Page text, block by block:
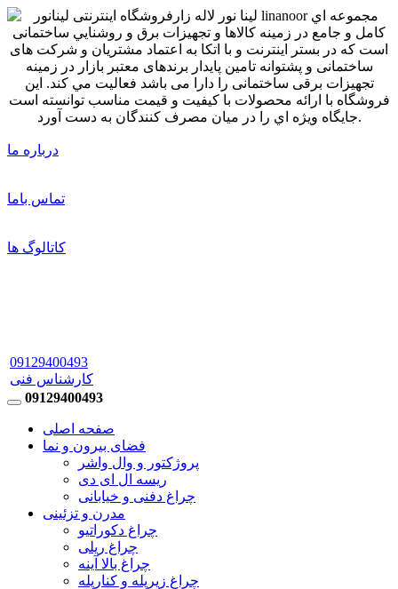
درباره ما
تماس باما
کاتالوگ ها
09129400493
کارشناس فنی
09129400493
صفحه اصلی
فضای بیرون و نما
پروژکتور و وال واشر
ریسه ال ای دی
چراغ دفنی و خیابانی
مدرن و تزئینی
چراغ دکوراتیو
چراغ ریلی
چراغ بالا آینه
چراغ زیرپله و کنارپله